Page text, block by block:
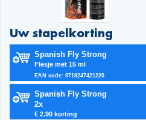
Uw stapelkorting
Spanish Fly Strong
Flesje met 15 ml
EAN code: 8718247421220
Spanish Fly Strong
2x
€ 2.90 korting